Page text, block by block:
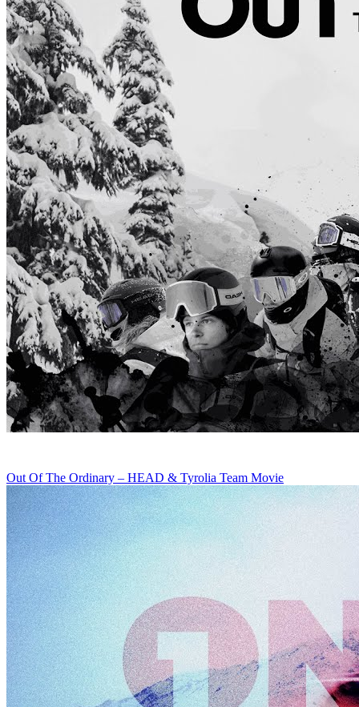
Out Of The Ordinary – HEAD & Tyrolia Team Movie